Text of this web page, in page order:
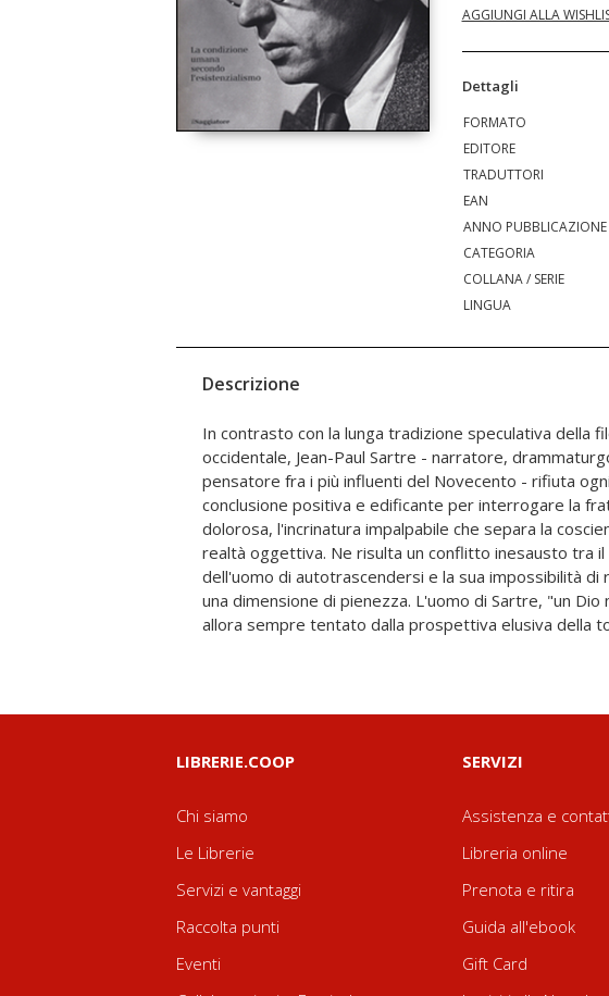
AGGIUNGI ALLA
Dettagli
FORMATO
EDITORE
TRADUTTORI
EAN
ANNO PUBBLICAZIONE
CATEGORIA
COLLANA / SERIE
LINGUA
Descrizione
In contrasto con la lunga tradizione speculativa della
occidentale, Jean-Paul Sartre - narratore,
pensatore fra i più influenti del Novecento - rifiuta ogni
conclusione positiva e edificante per interrogare la
dolorosa, l'incrinatura impalpabile che separa la
realtà oggettiva. Ne risulta un conflitto inesausto tra
dell'uomo di autotrascendersi e la sua impossibilità di
una dimensione di pienezza. L'uomo di Sartre, "un Dio
allora sempre tentato dalla prospettiva elusiva della
una vita in pieno accordo con il mondo che lo
chiamato a dare senso e significato. Comparso per la prima
nel 1943 e tuttora considerato un caposaldo della filosofia
contemporanea, L'essere e il nulla - nella storica
Giuseppe Del Bo - non è solo il manifesto
francese e il testo teorico di Sartre di maggior
un'opera imprescindibile per chiunque voglia
di un grande maestro, e scoprire la forza, e
LIBRERIE.COOP
Chi siamo
Le Librerie
Servizi e vantaggi
Raccolta punti
Eventi
SERVIZI
Assistenza e
Libreria online
Prenota e ritira
Guida all'ebook
Gift Card